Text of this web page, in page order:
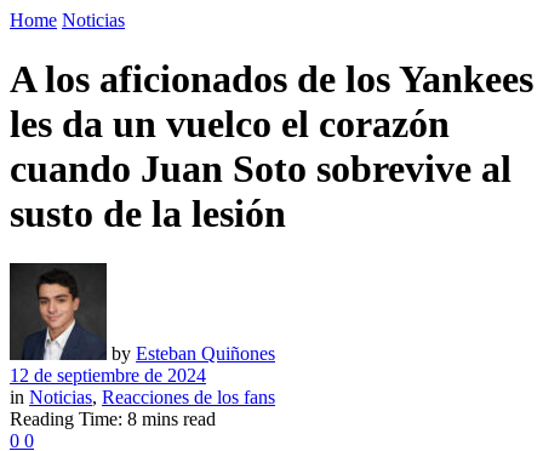
Home Noticias
A los aficionados de los Yankees
les da un vuelco el corazón
cuando Juan Soto sobrevive al
susto de la lesión
by Esteban Quiñones
12 de septiembre de 2024
in Noticias, Reacciones de los fans
Reading Time: 8 mins read
0 0